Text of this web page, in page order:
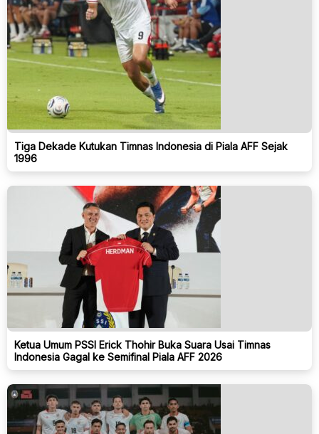
Tiga Dekade Kutukan Timnas Indonesia di Piala AFF Sejak
1996
Ketua Umum PSSI Erick Thohir Buka Suara Usai Timnas
Indonesia Gagal ke Semifinal Piala AFF 2026